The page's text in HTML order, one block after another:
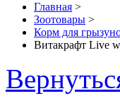
Главная >
Зоотовары >
Корм для
Витакрафт Live